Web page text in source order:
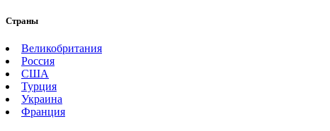
Страны
Великобритания
Россия
США
Турция
Украина
Франция